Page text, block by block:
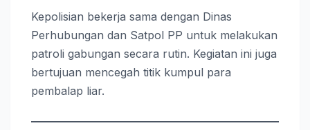
Kepolisian bekerja sama dengan Dinas
Perhubungan dan Satpol PP untuk melakukan
patroli gabungan secara rutin. Kegiatan ini juga
bertujuan mencegah titik kumpul para
pembalap liar.